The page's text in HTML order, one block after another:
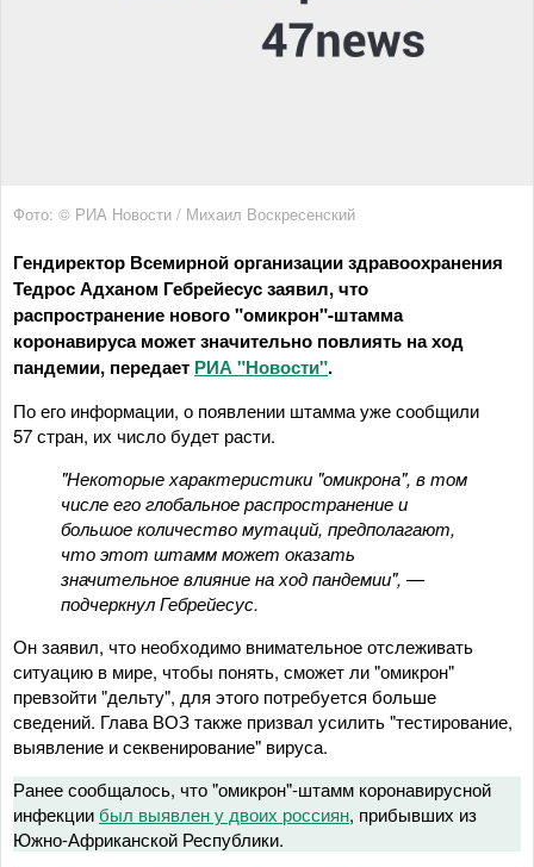
Фото: © РИА Новости / Михаил Воскресенский
Гендиректор Всемирной организации здравоохранения
Тедрос Адханом Гебрейесус заявил, что
распространение нового "омикрон"-штамма
коронавируса может значительно повлиять на ход
пандемии, передает РИА "Новости".
По его информации, о появлении штамма уже сообщили
57 стран, их число будет расти.
"Некоторые характеристики "омикрона", в том
числе его глобальное распространение и
большое количество мутаций, предполагают,
что этот штамм может оказать
значительное влияние на ход пандемии", —
подчеркнул Гебрейесус.
Он заявил, что необходимо внимательное отслеживать
ситуацию в мире, чтобы понять, сможет ли "омикрон"
превзойти "дельту", для этого потребуется больше
сведений. Глава ВОЗ также призвал усилить "тестирование,
выявление и секвенирование" вируса.
Ранее сообщалось, что "омикрон"-штамм коронавирусной
инфекциибыл выявлен у двоих россиян, прибывших из
Южно-Африканской Республики.